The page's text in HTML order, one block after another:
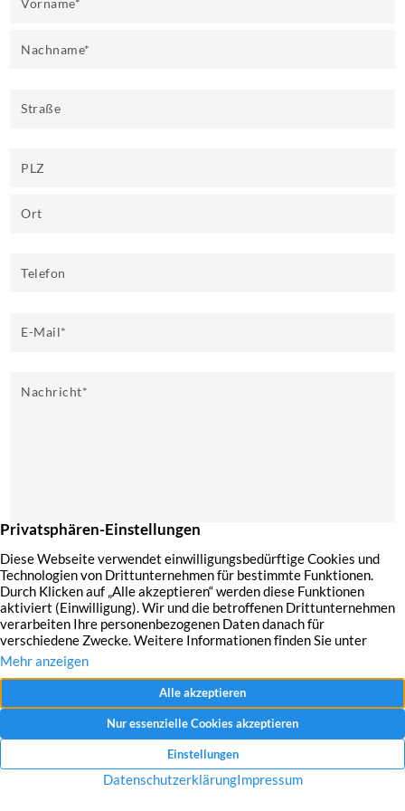
Vorname*
Nachname*
Straße
PLZ
Ort
Telefon
E-Mail*
Nachricht*
Mit dem Absenden Ihrer Anfrage erklären Sie sich mit der Erfassung, Speicherung
und Verwendung Ihrer angegebenen Daten zum Zweck der Bearbeitung Ihrer
Datenschutzerklärung und Widerrufshinweise